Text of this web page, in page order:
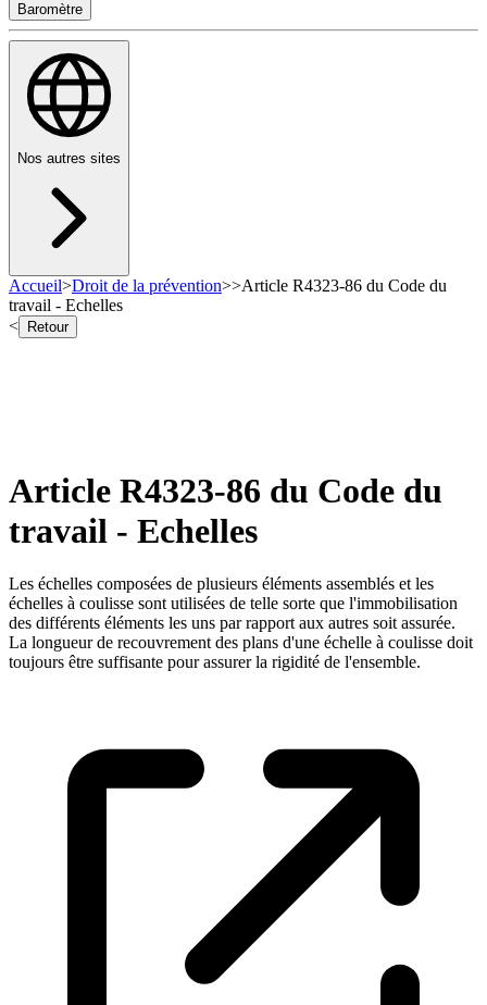
Baromètre
Nos autres sites
Accueil>Droit de la prévention>>Article R4323-86 du Code du
travail - Echelles
<
Retour
Article R4323-86 du Code du
travail - Echelles
Les échelles composées de plusieurs éléments assemblés et les
échelles à coulisse sont utilisées de telle sorte que l'immobilisation
des différents éléments les uns par rapport aux autres soit assurée.
La longueur de recouvrement des plans d'une échelle à coulisse doit
toujours être suffisante pour assurer la rigidité de l'ensemble.